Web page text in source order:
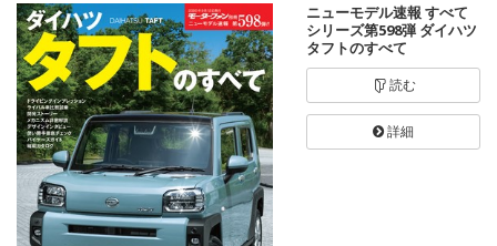
ニューモデル速報 すべて
シリーズ第598弾 ダイハツ
タフトのすべて
読む
詳細